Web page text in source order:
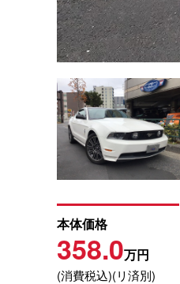
本体価格
358.0万円
(消費税込)(リ済別)